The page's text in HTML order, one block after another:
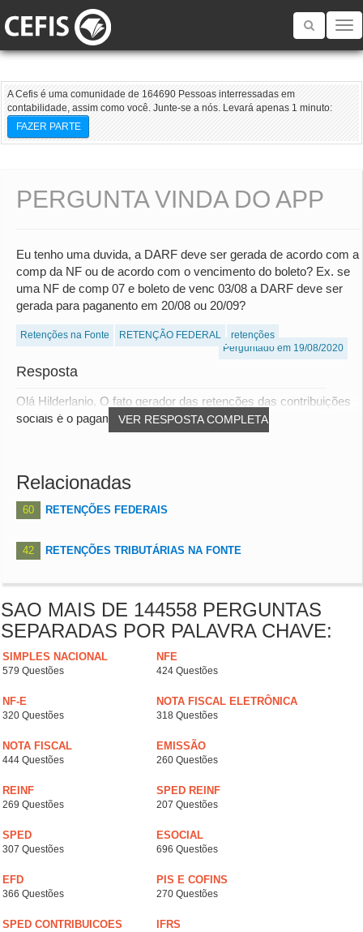
Toggle
A Cefis é uma comunidade de 164690 Pessoas interressadas em
contabilidade, assim como você. Junte-se a nós. Levará apenas 1 minuto:
FAZER PARTE
PERGUNTA VINDA DO APP
Eu tenho uma duvida, a DARF deve ser gerada de acordo com a
comp da NF ou de acordo com o vencimento do boleto? Ex. se
uma NF de comp 07 e boleto de venc 03/08 a DARF deve ser
gerada para paganento em 20/08 ou 20/09?
Retenções na Fonte RETENÇÃO FEDERAL
retenções
Perguntado em 19/08/2020
Resposta
VER RESPOSTA COMPLETA
Olá Hilderlanio. O fato gerador das retenções das contribuições
sociais é o pagamento. Ex: Pagamen...
Relacionadas
60 RETENÇÕES FEDERAIS
42 RETENÇÕES TRIBUTÁRIAS NA FONTE
SAO MAIS DE 144558 PERGUNTAS
SEPARADAS POR PALAVRA CHAVE:
SIMPLES NACIONAL
579 Questões
NFE
424 Questões
NF-E
320 Questões
NOTA FISCAL ELETRÔNICA
318 Questões
NOTA FISCAL
444 Questões
EMISSÃO
260 Questões
REINF
269 Questões
SPED REINF
207 Questões
SPED
307 Questões
ESOCIAL
696 Questões
EFD
366 Questões
PIS E COFINS
270 Questões
SPED CONTRIBUICOES IFRS